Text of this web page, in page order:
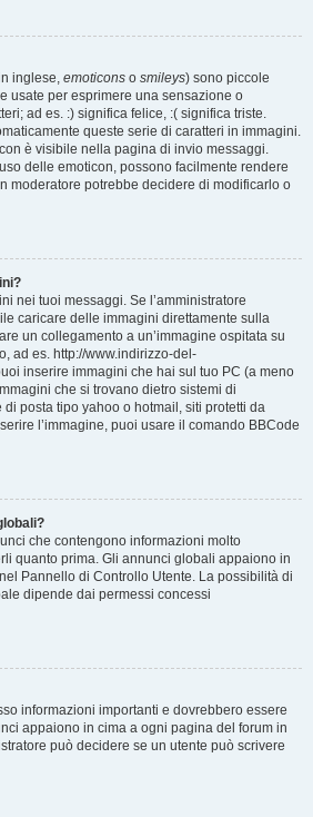
inglese, emoticons o smileys) sono piccole
usate per esprimere una sensazione o
ad es. :) significa felice, :( significa triste.
queste serie di caratteri in immagini.
è visibile nella pagina di invio messaggi.
delle emoticon, possono facilmente rendere
moderatore potrebbe decidere di modificarlo o
nei tuoi messaggi. Se l’amministratore
caricare delle immagini direttamente sulla
un collegamento a un’immagine ospitata su
ad es. http://www.indirizzo-del-
inserire immagini che hai sul tuo PC (a meno
che si trovano dietro sistemi di
posta tipo yahoo o hotmail, siti protetti da
l’immagine, puoi usare il comando BBCode
che contengono informazioni molto
quanto prima. Gli annunci globali appaiono in
Pannello di Controllo Utente. La possibilità di
dipende dai permessi concessi
informazioni importanti e dovrebbero essere
appaiono in cima a ogni pagina del forum in
può decidere se un utente può scrivere